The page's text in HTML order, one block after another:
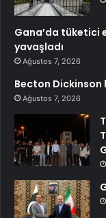
Gana’da tüketici
yavaşladı
Ağustos 7, 2026
Becton Dickinson
Ağustos 7, 2026